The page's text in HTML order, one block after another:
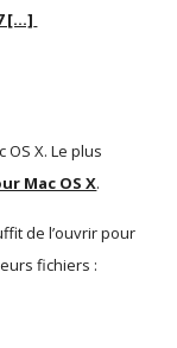
[...]
X. Le plus
Mac OS X.
de l’ouvrir pour
fichiers :